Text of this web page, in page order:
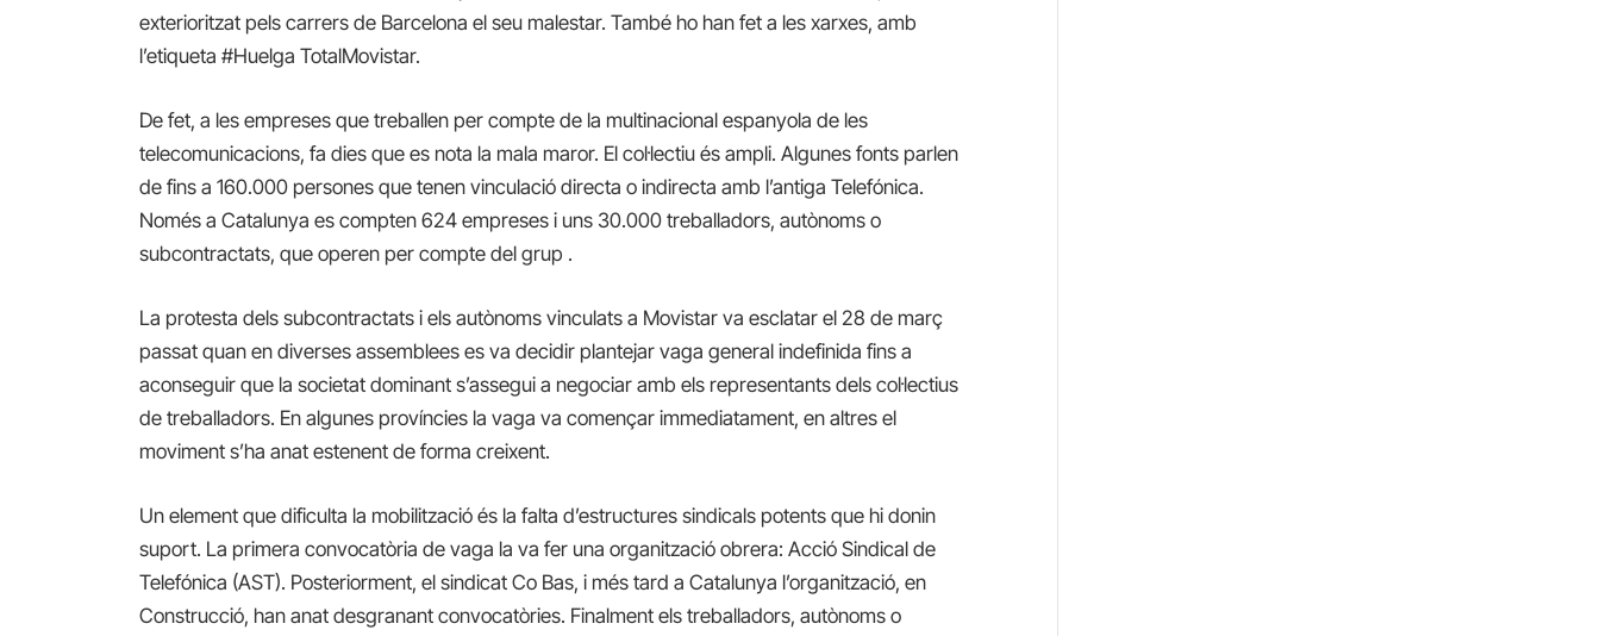
exterioritzat pels carrers de Barcelona el seu malestar. També ho han fet a les xarxes, amb
l’etiqueta #Huelga TotalMovistar.
De fet, a les empreses que treballen per compte de la multinacional espanyola de les
telecomunicacions, fa dies que es nota la mala maror. El col·lectiu és ampli. Algunes fonts parlen
de fins a 160.000 persones que tenen vinculació directa o indirecta amb l’antiga Telefónica.
Només a Catalunya es compten 624 empreses i uns 30.000 treballadors, autònoms o
subcontractats, que operen per compte del grup .
La protesta dels subcontractats i els autònoms vinculats a Movistar va esclatar el 28 de març
passat quan en diverses assemblees es va decidir plantejar vaga general indefinida fins a
aconseguir que la societat dominant s’assegui a negociar amb els representants dels col·lectius
de treballadors. En algunes províncies la vaga va començar immediatament, en altres el
moviment s’ha anat estenent de forma creixent.
Un element que dificulta la mobilització és la falta d’estructures sindicals potents que hi donin
suport. La primera convocatòria de vaga la va fer una organització obrera: Acció Sindical de
Telefónica (AST). Posteriorment, el sindicat Co Bas, i més tard a Catalunya l’organització, en
Construcció, han anat desgranant convocatòries. Finalment els treballadors, autònoms o